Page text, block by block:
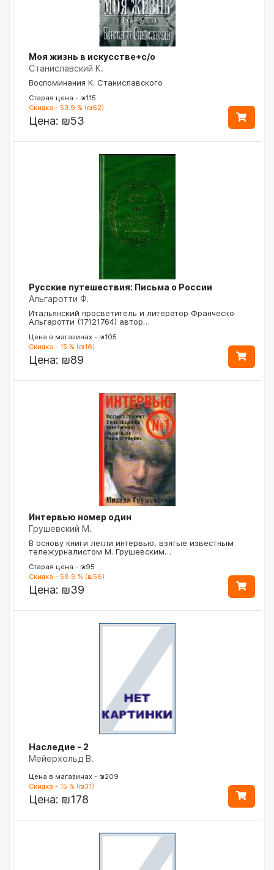
Моя жизнь в искусстве+с/о
Станиславский К.
Воспоминания К. Станиславского
Старая цена - ₪115
Скидка - 53.9 % (₪62)
Цена: ₪53
Русские путешествия: Письма о России
Альгаротти Ф.
Итальянский просветитель и литератор Франческо
Альгаротти (17121764) автор…
Цена в магазинах - ₪105
Скидка - 15 % (₪16)
Цена: ₪89
Интервью номер один
Грушевский М.
В основу книги легли интервью, взятые известным
тележурналистом М. Грушевским…
Старая цена - ₪95
Скидка - 58.9 % (₪56)
Цена: ₪39
Наследие - 2
Мейерхольд В.
Цена в магазинах - ₪209
Скидка - 15 % (₪31)
Цена: ₪178